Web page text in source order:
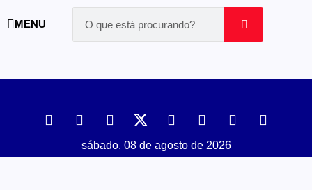
MENU
sábado, 08 de agosto de 2026